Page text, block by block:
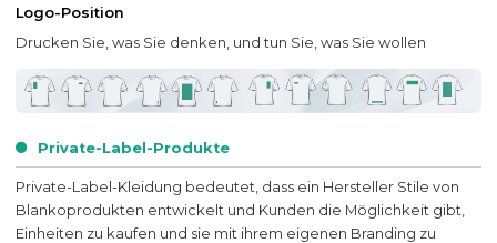
Logo-Position
Drucken Sie, was Sie denken, und tun Sie, was Sie wollen
Private-Label-Produkte
Private-Label-Kleidung bedeutet, dass ein Hersteller Stile von
Blankoprodukten entwickelt und Kunden die Möglichkeit gibt,
Einheiten zu kaufen und sie mit ihrem eigenen Branding zu